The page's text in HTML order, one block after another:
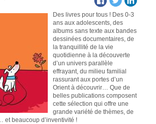
Des livres pour tous ! Des 0-3
ans aux adolescents, des
albums sans texte aux bandes
dessinées documentaires, de
la tranquillité de la vie
quotidienne à la découverte
d’un univers parallèle
effrayant, du milieu familial
rassurant aux portes d’un
Orient à découvrir… Que de
belles publications composent
cette sélection qui offre une
grande variété de thèmes, de
et beaucoup d’inventivité !